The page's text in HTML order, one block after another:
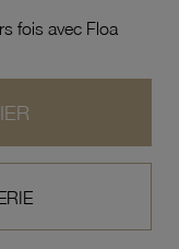
fois avec Floa